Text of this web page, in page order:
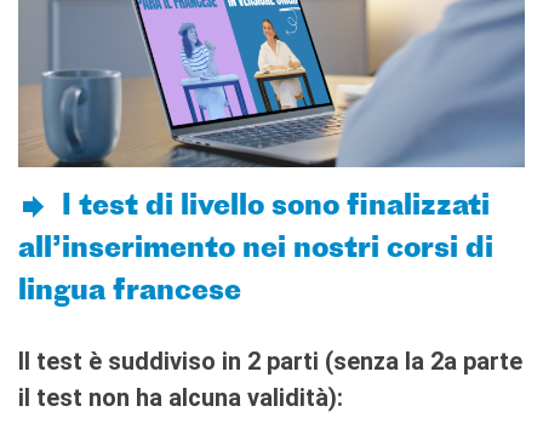
QUI SOMMES-NOUS ?
L'équipe
Contacts et horaires
IF Italia
Carte de membre
Diventare sponsor
Certificazione ISO UNI EN
9001: 2015
I test di livello sono finalizzati
all’inserimento nei nostri corsi di
lingua francese
Il test è suddiviso in 2 parti (senza la 2a parte
il test non ha alcuna validità):